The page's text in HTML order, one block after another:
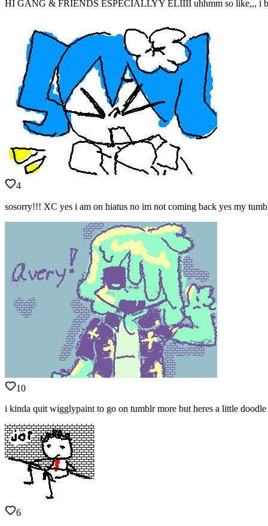
HI GANG & FRIENDS ESPECIALLYY ELIIII uhhmm so like,,, i
4
sosorry!!! XC yes i am on hiatus no im not coming back yes my
10
i kinda quit wigglypaint to go on tumblr more but heres a little doodle
6